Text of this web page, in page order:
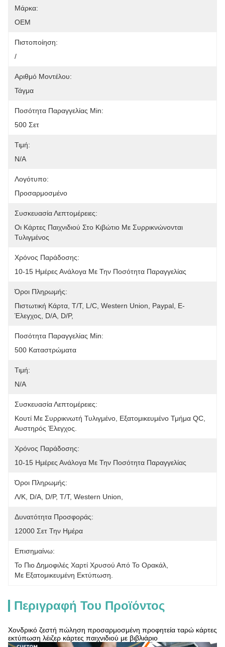
Μάρκα:
OEM
Πιστοποίηση:
/
Αριθμό Μοντέλου:
Τάγμα
Ποσότητα Παραγγελίας Min:
500 Σετ
Τιμή:
N/A
Λογότυπο:
Προσαρμοσμένο
Συσκευασία Λεπτομέρειες:
Οι Κάρτες Παιχνιδιού Στο Κιβώτιο Με Συρρικνώνονται
Τυλιγμένος
Χρόνος Παράδοσης:
10-15 Ημέρες Ανάλογα Με Την Ποσότητα Παραγγελίας
Όροι Πληρωμής:
Πιστωτική Κάρτα, T/T, L/C, Western Union, Paypal, Ε-
Έλεγχος, D/A, D/P,
Ποσότητα Παραγγελίας Min:
500 Καταστρώματα
Τιμή:
N/A
Συσκευασία Λεπτομέρειες:
Κουτί Με Συρρικνωτή Τυλιγμένο, Εξατομικευμένο Τμήμα QC,
Αυστηρός Έλεγχος.
Χρόνος Παράδοσης:
10-15 Ημέρες Ανάλογα Με Την Ποσότητα Παραγγελίας
Όροι Πληρωμής:
Λ/Κ, D/A, D/P, T/T, Western Union,
Δυνατότητα Προσφοράς:
12000 Σετ Την Ημέρα
Επισημαίνω:
Το Πιο Δημοφιλές Χαρτί Χρυσού Από Το Ορακάλ
Με Εξατομικευμένη Εκτύπωση.
Περιγραφή Του Προϊόντος
Χονδρικό ζεστή πώληση προσαρμοσμένη προφητεία ταρώ κάρτες
εκτύπωση λέιζερ κάρτες παιχνιδιού με βιβλιάριο